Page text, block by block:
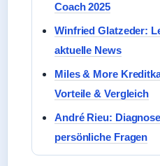
Coach 2025
Winfried Glatzeder:
aktuelle News
Miles & More
Vorteile & Vergleich
André Rieu:
persönliche Fragen